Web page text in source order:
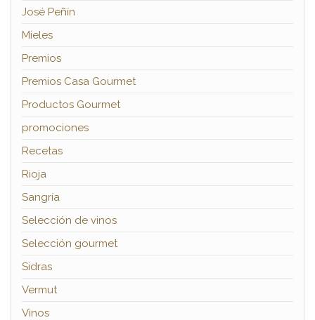
José Peñín
Mieles
Premios
Premios Casa Gourmet
Productos Gourmet
promociones
Recetas
Rioja
Sangría
Selección de vinos
Selección gourmet
Sidras
Vermut
Vinos